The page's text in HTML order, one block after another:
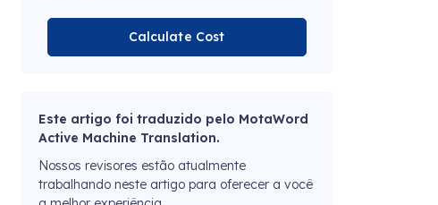
Calculate Cost
Este artigo foi traduzido pelo MotaWord
Active Machine Translation.
Nossos revisores estão atualmente
trabalhando neste artigo para oferecer a você